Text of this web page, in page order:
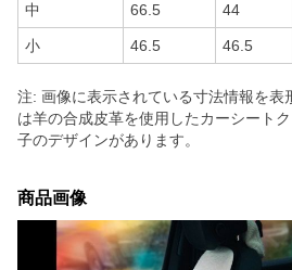
中 66.5 44
小 46.5 46.5
注: 画像に表示されている寸法情報を表
は羊の合成皮革を使用したカーシート
子のデザインがあります。
商品画像